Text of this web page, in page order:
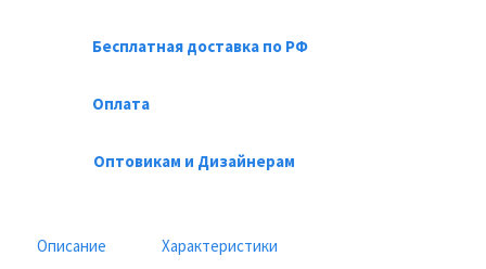
Бесплатная доставка по РФ
Оплата
Оптовикам и Дизайнерам
Описание Характеристики